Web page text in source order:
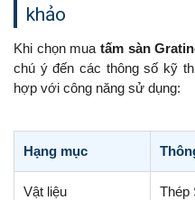
khảo
Khi chọn mua tấm sàn
chú ý đến các thông số kỹ
hợp với công năng sử dụng:
Hạng mục
Vật liệu Thép